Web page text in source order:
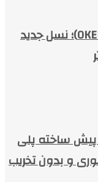
معرفی کرکره فولادی اوکر (OKER)؛ نسل جدید
پیش ساخته پلی
و بدون تخریب